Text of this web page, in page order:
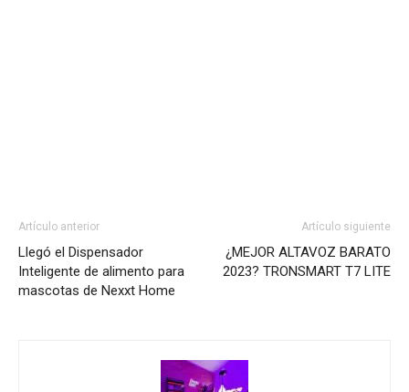
Artículo anterior
Llegó el Dispensador
Inteligente de alimento para
mascotas de Nexxt Home
Artículo siguiente
¿MEJOR ALTAVOZ BARATO
2023? TRONSMART T7 LITE